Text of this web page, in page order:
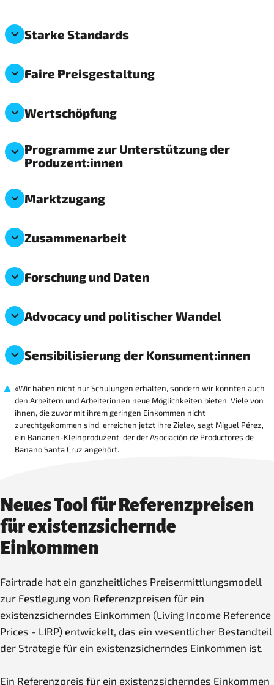
Starke Standards
Faire Preisgestaltung
Wertschöpfung
Programme zur Unterstützung der
Produzent:innen
Marktzugang
Zusammenarbeit
Forschung und Daten
Advocacy und politischer Wandel
Sensibilisierung der Konsument:innen
«Wir haben nicht nur Schulungen erhalten, sondern wir konnten auch
den Arbeitern und Arbeiterinnen neue Möglichkeiten bieten. Viele von
ihnen, die zuvor mit ihrem geringen Einkommen nicht
zurechtgekommen sind, erreichen jetzt ihre Ziele», sagt Miguel Pérez,
ein Bananen-Kleinproduzent, der der Asociación de Productores de
Banano Santa Cruz angehört.
Neues Tool für Referenzpreisen
für existenzsichernde
Einkommen
Fairtrade hat ein ganzheitliches Preisermittlungsmodell
zur Festlegung von Referenzpreisen für ein
existenzsicherndes Einkommen (Living Income Reference
Prices - LIRP) entwickelt, das ein wesentlicher Bestandteil
der Strategie für ein existenzsicherndes Einkommen ist.
Ein Referenzpreis für ein existenzsicherndes Einkommen